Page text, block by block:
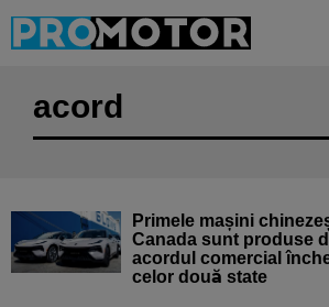
acord
Primele mașini
Canada sunt produse
acordul comercial
celor două state